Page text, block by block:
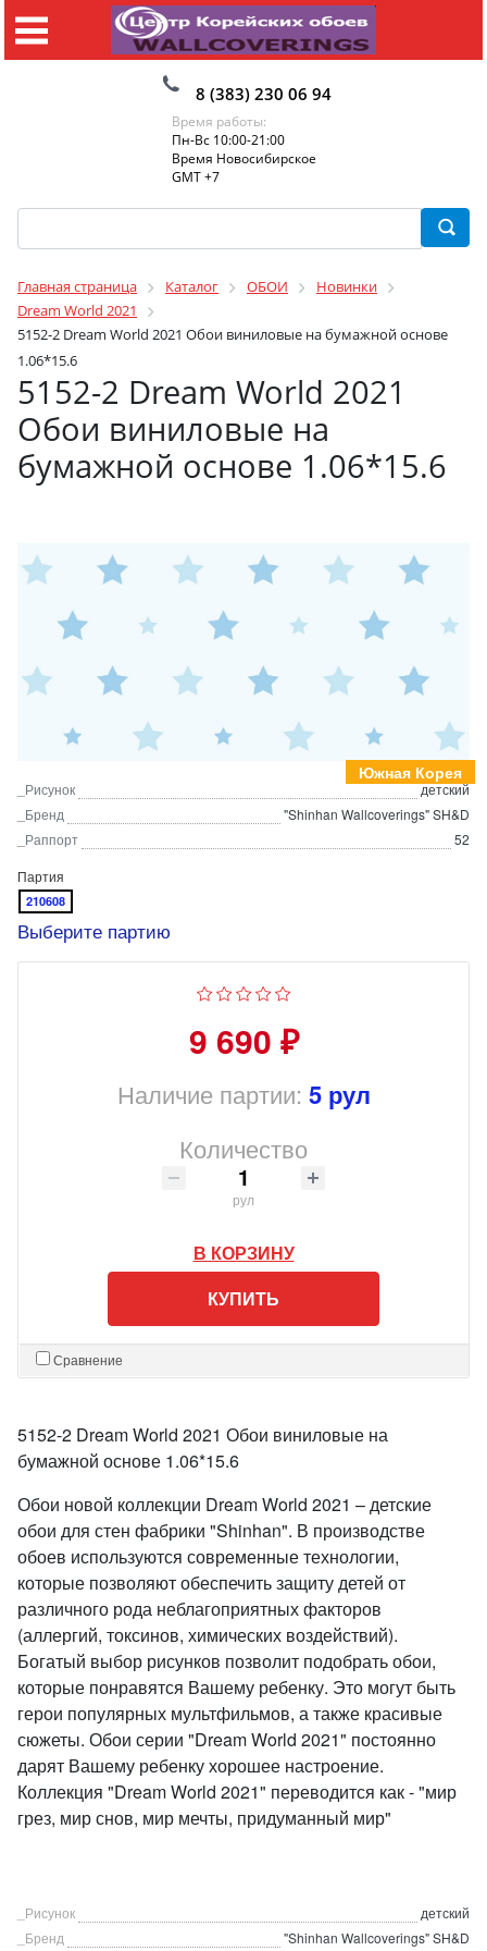
8 (383) 230 06 94
Время работы:
Пн-Вс 10:00-21:00
Время Новосибирское
GMT +7
Главная страница Каталог ОБОИ
Новинки
Dream World 2021
5152-2 Dream World 2021 Обои виниловые на бумажной основе
1.06*15.6
5152-2 Dream World 2021
Обои виниловые на
бумажной основе 1.06*15.6
Южная Корея
_Рисунок
детский
_Бренд
"Shinhan Wallcoverings" SH&D
_Раппорт
52
Партия
210608
Выберите партию
9 690 ₽
Наличие партии: 5 рул
Количество
рул
В КОРЗИНУ
КУПИТЬ
Сравнение
5152-2 Dream World 2021 Обои виниловые на
бумажной основе 1.06*15.6
Обои новой коллекции Dream World 2021 – детские
обои для стен фабрики "Shinhan". В производстве
обоев используются современные технологии,
которые позволяют обеспечить защиту детей от
различного рода неблагоприятных факторов
(аллергий, токсинов, химических воздействий).
Богатый выбор рисунков позволит подобрать обои,
которые понравятся Вашему ребенку. Это могут быть
герои популярных мультфильмов, а также красивые
сюжеты. Обои серии "Dream World 2021" постоянно
дарят Вашему ребенку хорошее настроение.
Коллекция "Dream World 2021" переводится как - "мир
грез, мир снов, мир мечты, придуманный мир"
_Рисунок
детский
_Бренд
"Shinhan Wallcoverings" SH&D